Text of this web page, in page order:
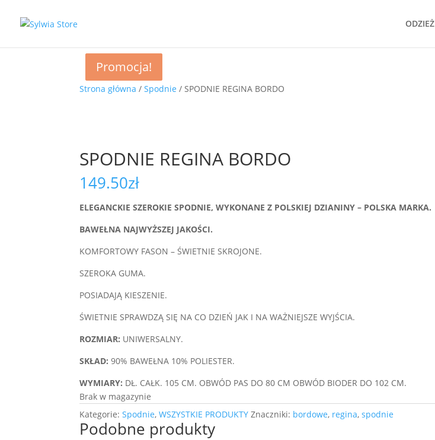
ODZIEŻ
Strona główna /Spodnie / SPODNIE REGINA BORDO
SPODNIE REGINA BORDO
149.50zł
ELEGANCKIE SZEROKIE SPODNIE, WYKONANE Z POLSKIEJ DZIANINY – POLSKA MARKA.
BAWEŁNA NAJWYŻSZEJ JAKOŚCI.
KOMFORTOWY FASON – ŚWIETNIE SKROJONE.
SZEROKA GUMA.
POSIADAJĄ KIESZENIE.
ŚWIETNIE SPRAWDZĄ SIĘ NA CO DZIEŃ JAK I NA WAŻNIEJSZE WYJŚCIA.
ROZMIAR: UNIWERSALNY.
SKŁAD: 90% BAWEŁNA 10% POLIESTER.
WYMIARY: DŁ. CAŁK. 105 CM. OBWÓD PAS DO 80 CM OBWÓD BIODER DO 102 CM.
Brak w magazynie
Kategorie:Spodnie,WSZYSTKIE PRODUKTY Znaczniki: bordowe, regina,spodnie
Podobne produkty
Promocja!
Promocja!